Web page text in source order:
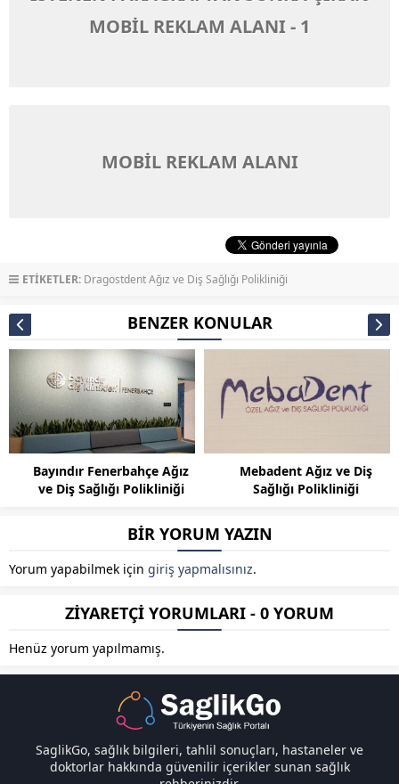
MOBİL REKLAM ALANI - 1
MOBİL REKLAM ALANI
ETİKETLER: Dragostdent Ağız ve Diş Sağlığı Polikliniği
BENZER KONULAR
Bayındır Fenerbahçe Ağız
ve Diş Sağlığı Polikliniği
Mebadent Ağız ve Diş
Sağlığı Polikliniği
BİR YORUM YAZIN
Yorum yapabilmek için giriş yapmalısınız.
ZİYARETÇİ YORUMLARI - 0 YORUM
Henüz yorum yapılmamış.
SaglikGo, sağlık bilgileri, tahlil sonuçları, hastaneler ve
doktorlar hakkında güvenilir içerikler sunan sağlık